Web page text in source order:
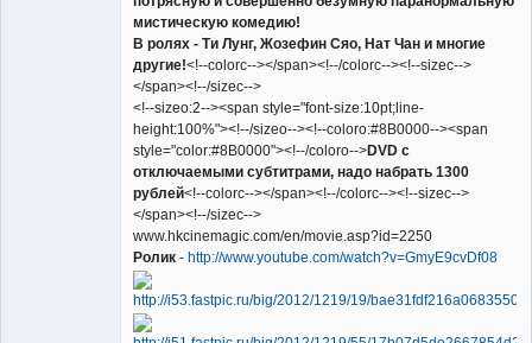
мистическую комедию!
В ролях - Ти Лунг, Жозефин Сяо, Нат Чан и многие
другие!<!--colorc--></span><!--/colorc--><!--sizec-->
</span><!--/sizec-->
<!--sizeo:2--><span style="font-size:10pt;line-
height:100%"><!--/sizeo--><!--coloro:#8B0000--><span
style="color:#8B0000"><!--/coloro-->DVD с
отключаемыми субтитрами, надо набрать 1300
рублей<!--colorc--></span><!--/colorc--><!--sizec-->
</span><!--/sizec-->
www.hkcinemagic.com/en/movie.asp?id=2250
Ролик - http://www.youtube.com/watch?v=GmyE9cvDf08